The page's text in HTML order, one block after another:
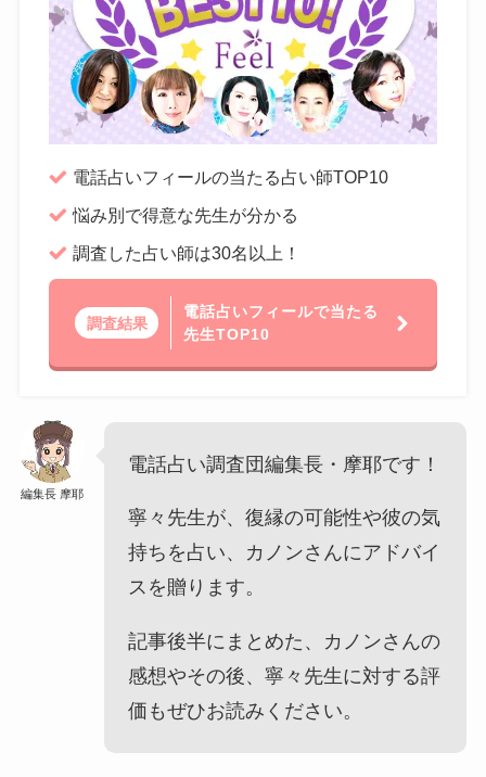
電話占いフィールの当たる占い師TOP10
悩み別で得意な先生が分かる
調査した占い師は30名以上！
調査結果
電話占いフィールで当たる
先生TOP10
編集長 摩耶
電話占い調査団編集長・摩耶です！
寧々先生が、復縁の可能性や彼の気
持ちを占い、カノンさんにアドバイ
スを贈ります。
記事後半にまとめた、カノンさんの
感想やその後、寧々先生に対する評
価もぜひお読みください。